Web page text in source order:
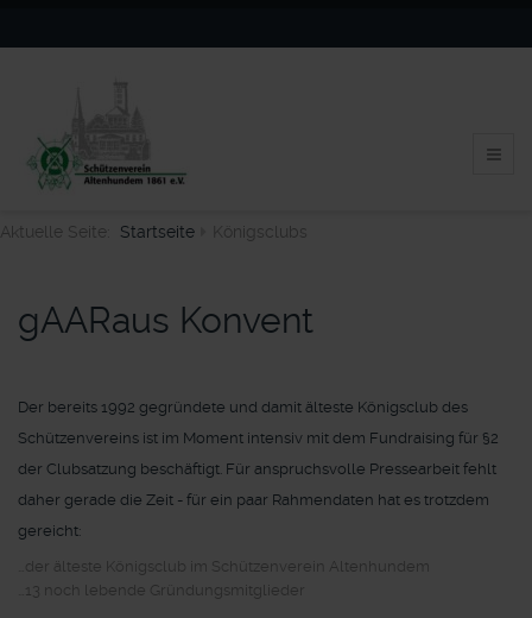
Aktuelle Seite: Startseite Königsclubs
gAARaus Konvent
Der bereits 1992 gegründete und damit älteste Königsclub des
Schützenvereins ist im Moment intensiv mit dem Fundraising für §2
der Clubsatzung beschäftigt. Für anspruchsvolle Pressearbeit fehlt
daher gerade die Zeit - für ein paar Rahmendaten hat es trotzdem
gereicht:
…der älteste Königsclub im Schützenverein Altenhundem
…13 noch lebende Gründungsmitglieder